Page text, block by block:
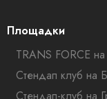
Площадки
TRANS FORCE
Стендап клуб на